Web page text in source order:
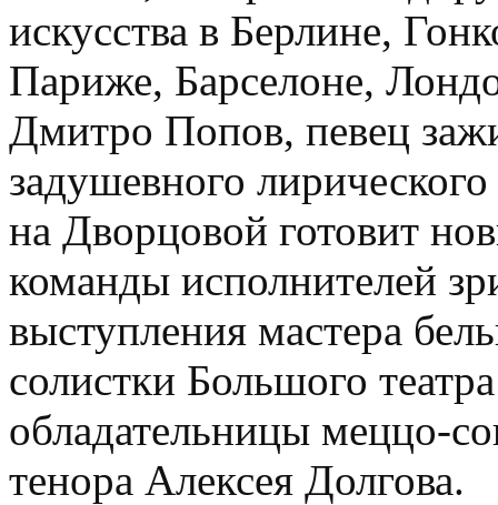
искусства в Берлине,
Париже, Барселоне,
Дмитро Попов, певец
задушевного
на Дворцовой готовит
команды исполнителей
выступления мастера
солистки Большого
обладательницы меццо-
тенора Алексея Долгова.